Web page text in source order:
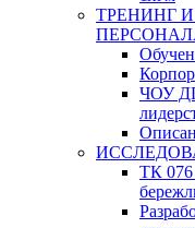
ТРЕНИНГ
ЧОУ
ТК